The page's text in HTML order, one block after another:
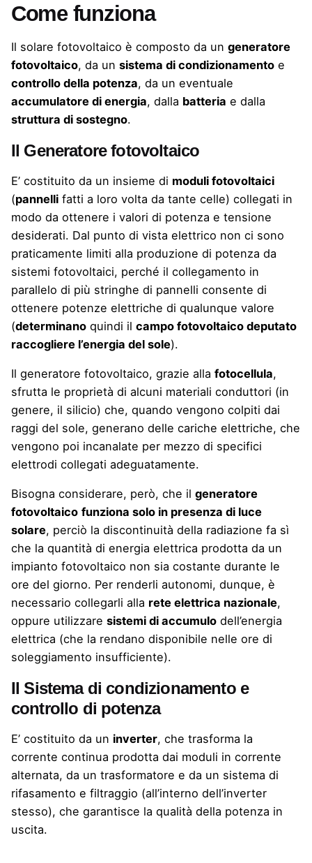
Come funziona
Il solare fotovoltaico è composto da un generatore
fotovoltaico, da un sistema di condizionamento e
controllo della potenza, da un eventuale
accumulatore di energia, dalla batteria e dalla
struttura di sostegno.
Il Generatore fotovoltaico
E’ costituito da un insieme di moduli fotovoltaici
(pannelli fatti a loro volta da tante celle) collegati in
modo da ottenere i valori di potenza e tensione
desiderati. Dal punto di vista elettrico non ci sono
praticamente limiti alla produzione di potenza da
sistemi fotovoltaici, perché il collegamento in
parallelo di più stringhe di pannelli consente di
ottenere potenze elettriche di qualunque valore
(determinano quindi il campo fotovoltaico deputato
raccogliere l’energia del sole).
Il generatore fotovoltaico, grazie alla fotocellula,
sfrutta le proprietà di alcuni materiali conduttori (in
genere, il silicio) che, quando vengono colpiti dai
raggi del sole, generano delle cariche elettriche, che
vengono poi incanalate per mezzo di specifici
elettrodi collegati adeguatamente.
Bisogna considerare, però, che il generatore
fotovoltaico funziona solo in presenza di luce
solare, perciò la discontinuità della radiazione fa sì
che la quantità di energia elettrica prodotta da un
impianto fotovoltaico non sia costante durante le
ore del giorno. Per renderli autonomi, dunque, è
necessario collegarli alla rete elettrica nazionale,
oppure utilizzare sistemi di accumulo dell’energia
elettrica (che la rendano disponibile nelle ore di
soleggiamento insufficiente).
Il Sistema di condizionamento e
controllo di potenza
E’ costituito da un inverter, che trasforma la
corrente continua prodotta dai moduli in corrente
alternata, da un trasformatore e da un sistema di
rifasamento e filtraggio (all’interno dell’inverter
stesso), che garantisce la qualità della potenza in
uscita.